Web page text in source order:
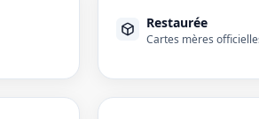
Restaurée
Cartes mères